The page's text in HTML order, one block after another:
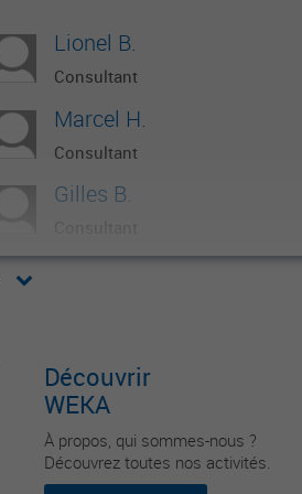
Lionel B.
Consultant
Marcel H.
Consultant
Gilles B.
YVES R.
Consultant
Découvrir
WEKA
À propos, qui sommes-nous ?
Découvrez toutes nos activités.